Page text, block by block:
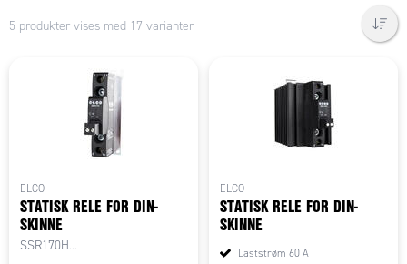
5 produkter vises med 17 varianter
ELCO
STATISK RELE FOR DIN-
SKINNE
SSR170H...
ELCO
STATISK RELE FOR DIN-
SKINNE
Laststrøm 60 A